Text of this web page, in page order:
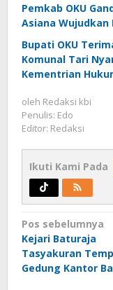
Pemkab OKU
Asiana Wujudkan
Bupati OKU
Komunal Tari
Kementrian
oleh Redaksi kbi
Penulis: Edo
Editor: Redaksi
Ikuti Kami Pada
Navigasi
pos
Pos sebelumnya
Kejari Baturaja
Tasyakuran
Gedung Kantor